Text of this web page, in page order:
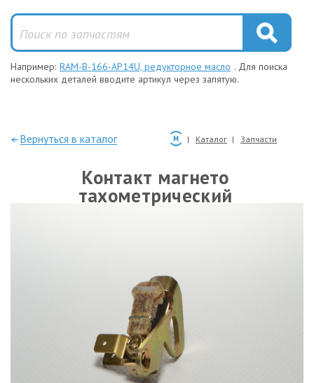
Например: RAM-B-166-AP14U, редукторное масло . Для поиска
нескольких деталей вводите артикул через запятую.
—Вернуться в каталог Каталог Запчасти
Контакт магнето
тахометрический